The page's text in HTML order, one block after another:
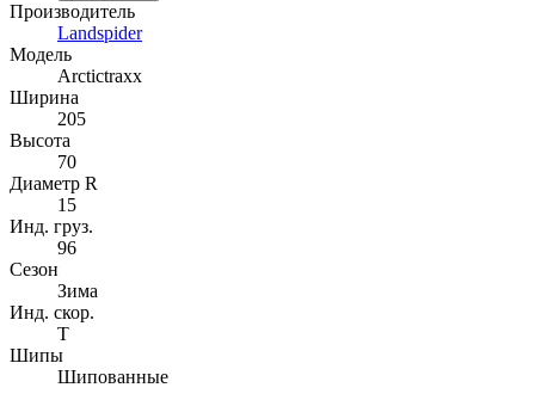
Производитель
Landspider
Модель
Arctictraxx
Ширина
205
Высота
70
Диаметр R
15
Инд. груз.
96
Сезон
Зима
Инд. скор.
T
Шипы
Шипованные